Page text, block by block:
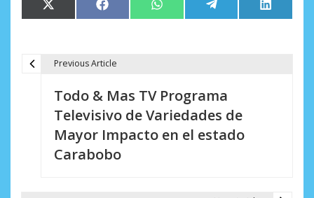
Compartir
en
X
(Twitter)
Compartir
en
Facebook Compartir
en
WhatsApp Compartir
en
Telegram
en
LinkedIn
Previous Article
Todo & Mas TV Programa
Televisivo de Variedades de
Mayor Impacto en el estado
Carabobo